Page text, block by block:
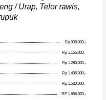
/ Urap, Telor rawis,
Rp 930.000,-
Rp 1.155.000,-
Rp 1.280.000,-
Rp 1.405.000,-
Rp 1.530.000,-
RP 1.655.000,-